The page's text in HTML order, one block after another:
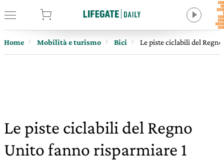
Home Mobilità e turismo Bici Le piste ciclabili del
Le piste ciclabili del Regno
Unito fanno risparmiare 1